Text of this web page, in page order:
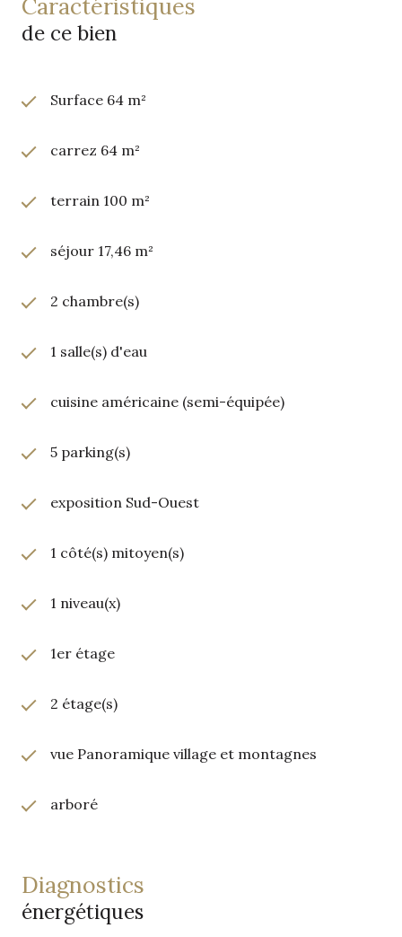
caractéristiques
de ce bien
Surface 64 m²
carrez 64 m²
terrain 100 m²
séjour 17,46 m²
2 chambre(s)
1 salle(s) d'eau
cuisine américaine (semi-équipée)
5 parking(s)
exposition Sud-Ouest
1 côté(s) mitoyen(s)
1 niveau(x)
1er étage
2 étage(s)
vue Panoramique village et montagnes
arboré
diagnostics
énergétiques